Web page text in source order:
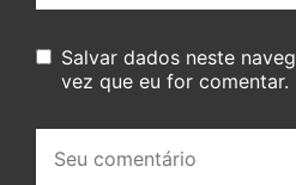
Salvar dados neste
vez que eu for comentar.
comentário: